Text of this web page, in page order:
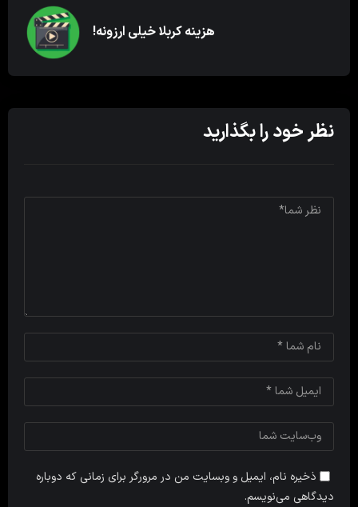
هزینه کربلا خیلی ارزونه!
نظر خود را بگذارید
ذخیره نام، ایمیل و وبسایت من در مرورگر برای زمانی که دوباره
دیدگاهی می‌نویسم.